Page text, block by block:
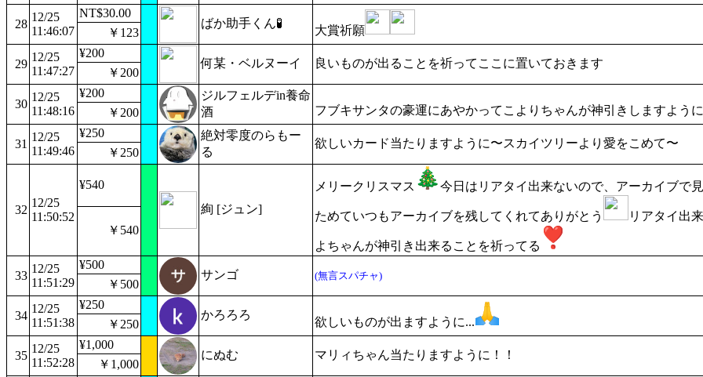
28
12/25
11:46:07
NT$30.00
ばか助手くん🧪
大賞祈願
￥123
29
12/25
11:47:27
¥200
何某・ベルヌーイ 良いものが出ることを祈ってここに置いておきます
￥200
30
12/25
11:48:16
¥200
ジルフェルデin養命
酒
フブキサンタの豪運にあやかってこよりちゃんが神引きしますように
￥200
31
12/25
11:49:46
¥250
絶対零度のらもー
る
欲しいカード当たりますように〜スカイツリーより愛をこめて〜
￥250
32
12/25
11:50:52
¥540
絢 [ジュン]
メリークリスマス 今日はリアタイ出来ないので、アーカイブで
ためていつもアーカイブを残してくれてありがとう リアタイ出
よちゃんが神引き出来ることを祈ってる
￥540
33
12/25
11:51:29
¥500
サンゴ (無言スパチャ)
￥500
34
12/25
11:51:38
¥250
かろろろ
欲しいものが出ますように...
￥250
35
12/25
11:52:28
¥1,000
にぬむ マリィちゃん当たりますように！！
￥1,000